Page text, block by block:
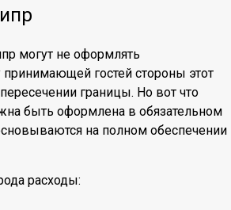
могут не оформлять
принимающей гостей стороны этот
границы. Но вот что
быть оформлена в обязательном
на полном обеспечении
расходы: